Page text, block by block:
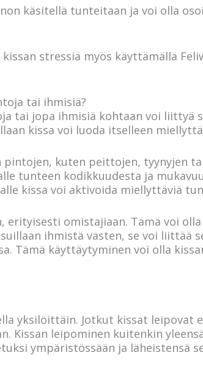
käsitellä tunteitaan ja voi olla
stressiä myös käyttämällä
tai ihmisiä?
tai jopa ihmisiä kohtaan voi liittyä
kissa voi luoda itselleen
kuten peittojen, tyynyjen
tunteen kodikkuudesta ja
kissa voi aktivoida miellyttäviä
erityisesti omistajiaan. Tämä voi
ihmistä vasten, se voi liittää
Tämä käyttäytyminen voi olla
yksilöittäin. Jotkut kissat
Kissan leipominen kuitenkin
ympäristössään ja läheistensä